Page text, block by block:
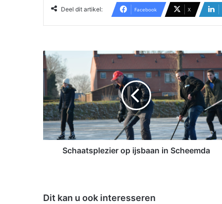
Deel dit artikel: Facebook X
S
c
a
t
s
p
l
o
Schaatsplezier op ijsbaan in Scheemda
Dit kan u ook interesseren